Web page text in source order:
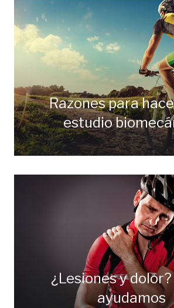
Razones para
estudio
¿Lesiones y
ayudamos